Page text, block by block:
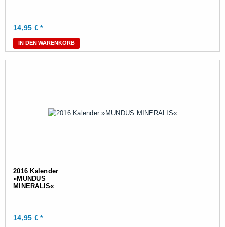
14,95 € *
IN DEN WARENKORB
2016 Kalender
»MUNDUS
MINERALIS«
14,95 € *